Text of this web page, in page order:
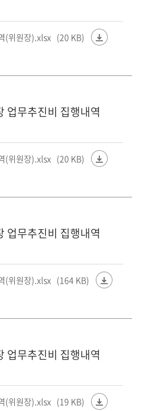
(위원장).xlsx (20 KB)
업무추진비 집행내역
(위원장).xlsx (20 KB)
업무추진비 집행내역
(위원장).xlsx (164 KB)
업무추진비 집행내역
(위원장).xlsx (19 KB)